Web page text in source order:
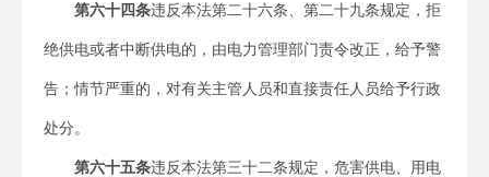
第六十四条违反本法第二十六条、第二十九条规定，拒
绝供电或者中断供电的，由电力管理部门责令改正，给予警
告；情节严重的，对有关主管人员和直接责任人员给予行政
处分。
第六十五条违反本法第三十二条规定，危害供电、用电